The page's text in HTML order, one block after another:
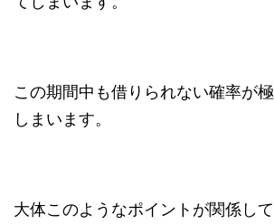
この期間中も借りられない確率が
しまいます。
大体このようなポイントが関係し